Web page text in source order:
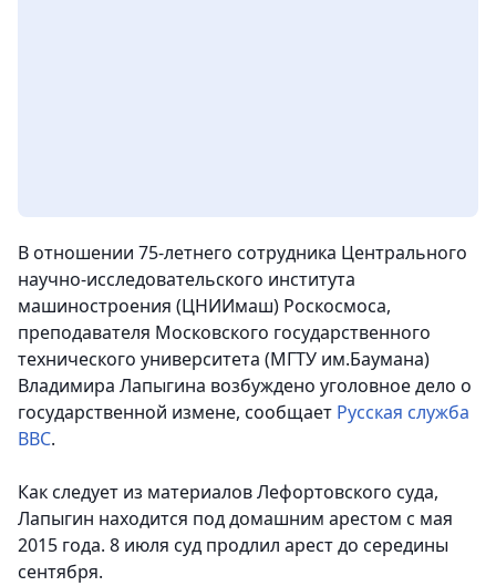
В отношении 75-летнего сотрудника Центрального
научно-исследовательского института
машиностроения (ЦНИИмаш) Роскосмоса,
преподавателя Московского государственного
технического университета (МГТУ им.Баумана)
Владимира Лапыгина возбуждено уголовное дело о
государственной измене, сообщает Русская служба
BBC.
Как следует из материалов Лефортовского суда,
Лапыгин находится под домашним арестом с мая
2015 года. 8 июля суд продлил арест до середины
сентября.